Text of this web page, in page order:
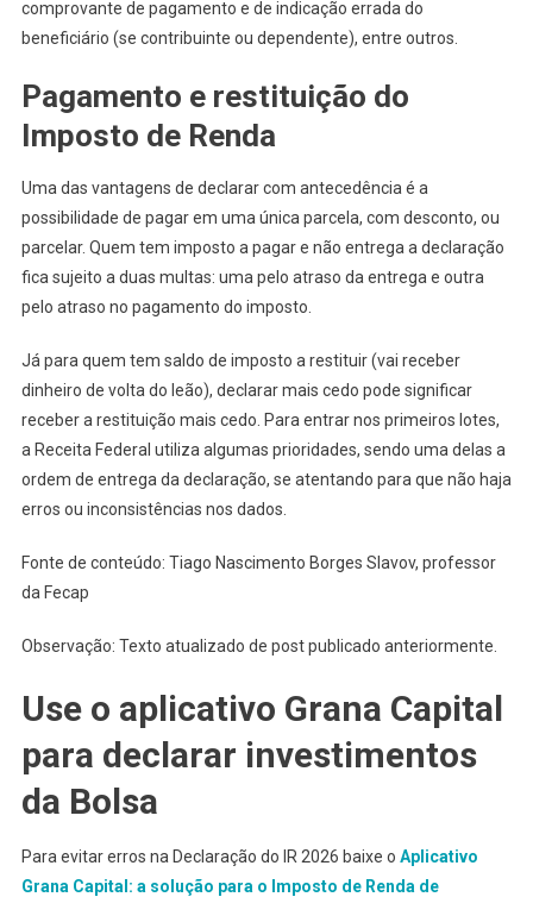
comprovante de pagamento e de indicação errada do
beneficiário (se contribuinte ou dependente), entre outros.
Pagamento e restituição do
Imposto de Renda
Uma das vantagens de declarar com antecedência é a
possibilidade de pagar em uma única parcela, com desconto, ou
parcelar. Quem tem imposto a pagar e não entrega a declaração
fica sujeito a duas multas: uma pelo atraso da entrega e outra
pelo atraso no pagamento do imposto.
Já para quem tem saldo de imposto a restituir (vai receber
dinheiro de volta do leão), declarar mais cedo pode significar
receber a restituição mais cedo. Para entrar nos primeiros lotes,
a Receita Federal utiliza algumas prioridades, sendo uma delas a
ordem de entrega da declaração, se atentando para que não haja
erros ou inconsistências nos dados.
Fonte de conteúdo: Tiago Nascimento Borges Slavov, professor
da Fecap
Observação: Texto atualizado de post publicado anteriormente.
Use o aplicativo Grana Capital
para declarar investimentos
da Bolsa
Para evitar erros na Declaração do IR 2026 baixe o Aplicativo
Grana Capital: a solução para o Imposto de Renda de